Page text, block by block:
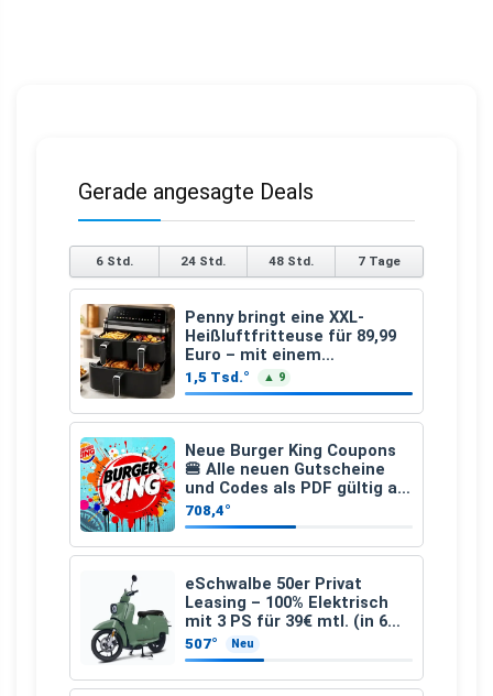
Gerade angesagte Deals
6 Std. 24 Std. 48 Std. 7 Tage
Penny bringt eine XXL-
Heißluftfritteuse für 89,99
Euro – mit einem
besonderen Vorteil
1,5 Tsd.° ▲ 9
Neue Burger King Coupons
🍔 Alle neuen Gutscheine
und Codes als PDF gültig ab
25.07.2026 bis 04.09.2026
708,4°
eSchwalbe 50er Privat
Leasing – 100% Elektrisch
mit 3 PS für 39€ mtl. (in 6
schicken Farben LF: 0.43, 36
Monate, Bereitstellung:
159,00 €, 2.500 km/Jahr)
507° Neu